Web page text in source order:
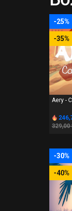
-25%
-35%
Aery -
329,00
-30%
-40%